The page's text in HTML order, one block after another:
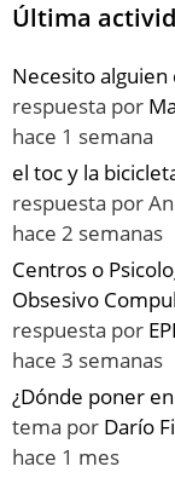
Última
Necesito
respuesta por
hace 1 semana
el toc y la
respuesta por
hace 2 semanas
Centros o
Obsesivo
respuesta por
hace 3 semanas
¿Dónde poner
tema por Darío
hace 1 mes